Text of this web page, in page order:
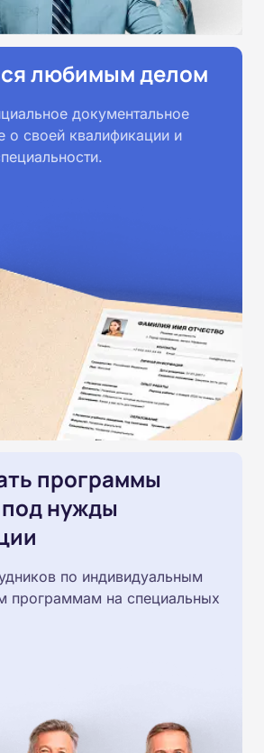
любимым делом
документальное
о своей квалификации и
программы
нужды
по индивидуальным
программам на специальных